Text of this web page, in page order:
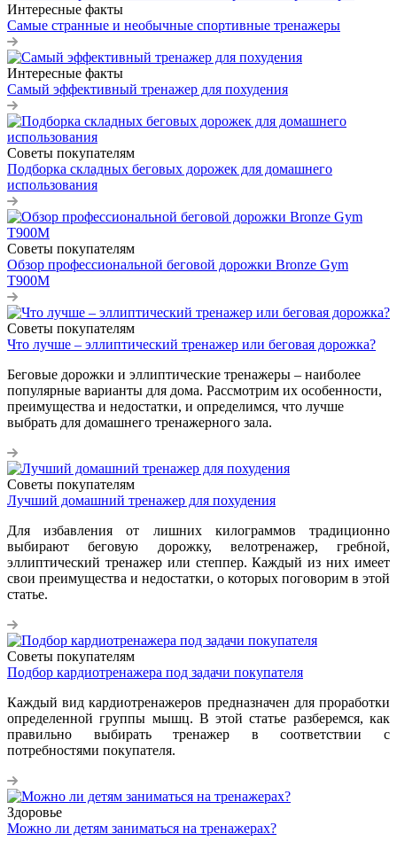
Интересные факты
Самые странные и необычные спортивные тренажеры
Интересные факты
Самый эффективный тренажер для похудения
Советы покупателям
Подборка складных беговых дорожек для домашнего
использования
Советы покупателям
Обзор профессиональной беговой дорожки Bronze Gym
T900M
Советы покупателям
Что лучше – эллиптический тренажер или беговая дорожка?
Беговые дорожки и эллиптические тренажеры – наиболее
популярные варианты для дома. Рассмотрим их особенности,
преимущества и недостатки, и определимся, что лучше
выбрать для домашнего тренажерного зала.
Советы покупателям
Лучший домашний тренажер для похудения
Для избавления от лишних килограммов традиционно
выбирают беговую дорожку, велотренажер, гребной,
эллиптический тренажер или степпер. Каждый из них имеет
свои преимущества и недостатки, о которых поговорим в этой
статье.
Советы покупателям
Подбор кардиотренажера под задачи покупателя
Каждый вид кардиотренажеров предназначен для проработки
определенной группы мышц. В этой статье разберемся, как
правильно выбирать тренажер в соответствии с
потребностями покупателя.
Здоровье
Можно ли детям заниматься на тренажерах?